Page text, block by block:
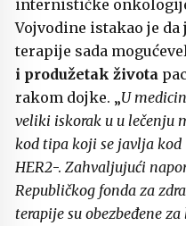
internističke
Vojvodine istakao je da
terapije sada
i produžetak života
rakom dojke. „U
veliki iskorak u u lečenju
kod tipa koji se javlja
HER2-. Zahvaljujući
Republičkog fonda za
terapije su obezbeđene